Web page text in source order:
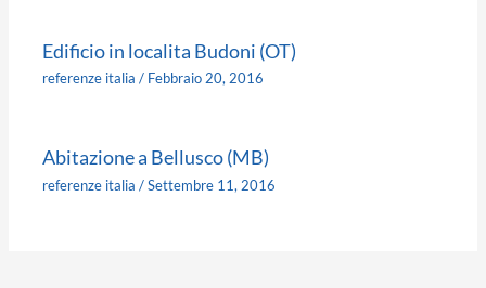
Edificio in localita Budoni (OT)
referenze italia / Febbraio 20, 2016
Abitazione a Bellusco (MB)
referenze italia /Settembre 11, 2016